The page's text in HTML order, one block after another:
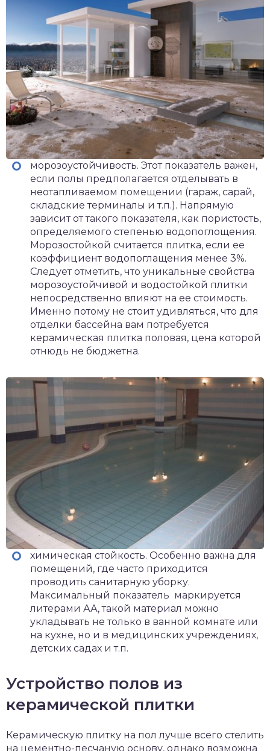
морозоустойчивость. Этот показатель важен,
если полы предполагается отделывать в
неотапливаемом помещении (гараж, сарай,
складские терминалы и т.п.). Напрямую
зависит от такого показателя, как пористость,
определяемого степенью водопоглощения.
Морозостойкой считается плитка, если ее
коэффициент водопоглащения менее 3%.
Следует отметить, что уникальные свойства
морозоустойчивой и водостойкой плитки
непосредственно влияют на ее стоимость.
Именно потому не стоит удивляться, что для
отделки бассейна вам потребуется
керамическая плитка половая, цена которой
отнюдь не бюджетна.
химическая стойкость. Особенно важна для
помещений, где часто приходится
проводить санитарную уборку.
Максимальный показатель маркируется
литерами АА, такой материал можно
укладывать не только в ванной комнате или
на кухне, но и в медицинских учреждениях,
детских садах и т.п.
Устройство полов из
керамической плитки
Керамическую плитку на пол лучше всего стелить
на цементно-песчаную основу, однако возможна